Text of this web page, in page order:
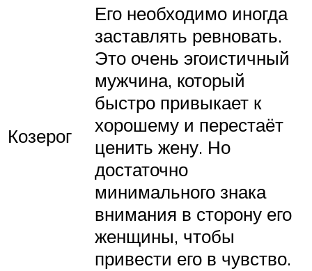
Козерог
Его необходимо иногда
заставлять ревновать.
Это очень эгоистичный
мужчина, который
быстро привыкает к
хорошему и перестаёт
ценить жену. Но
достаточно
минимального знака
внимания в сторону его
женщины, чтобы
привести его в чувство.